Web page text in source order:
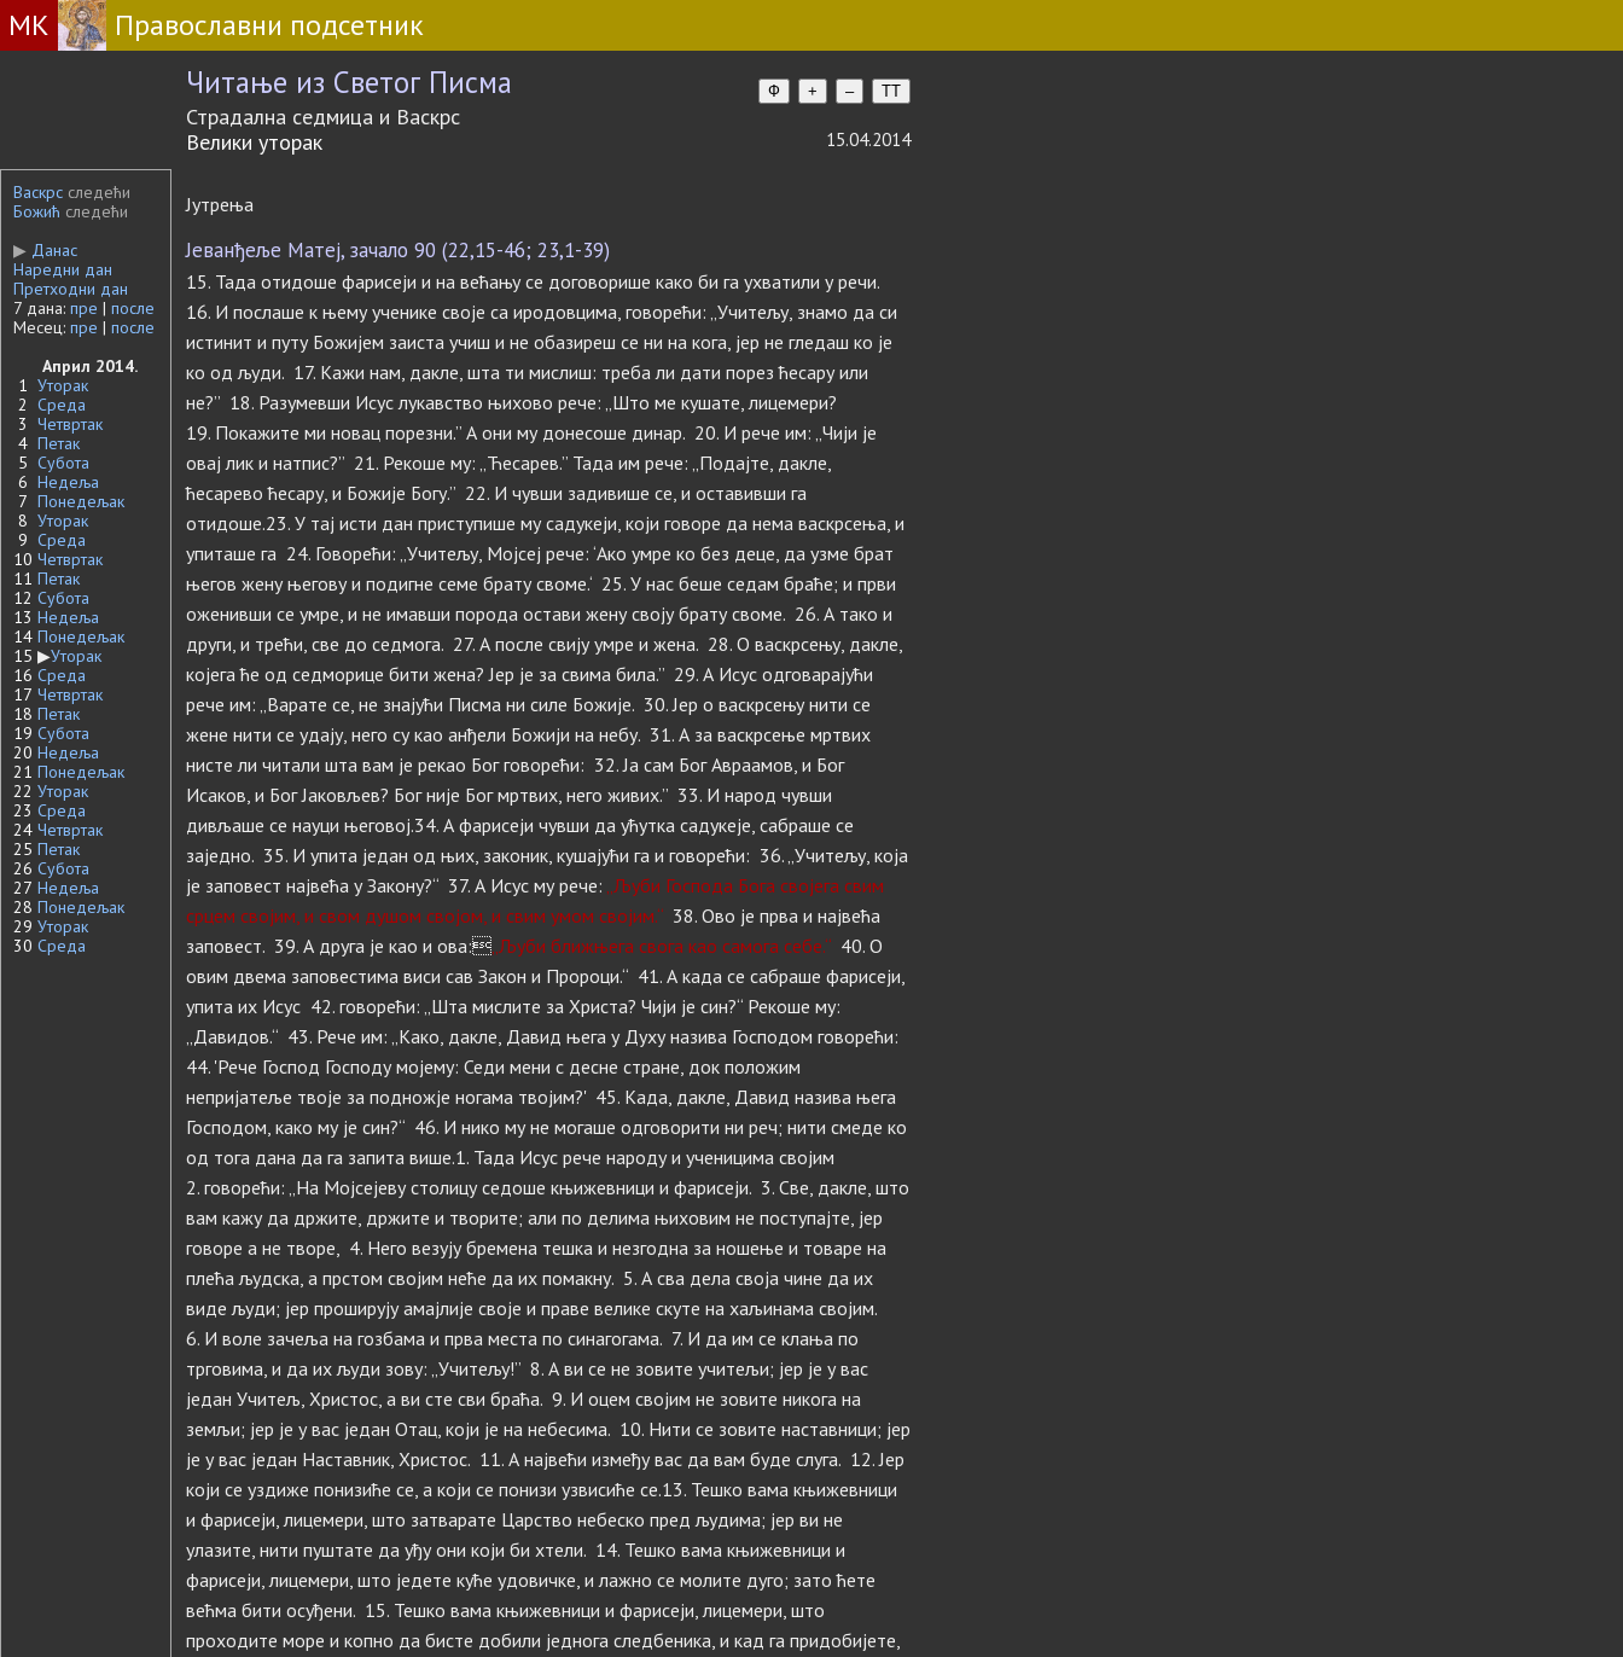
МК Православни подсетник
Читање из Светог Писма Ф + – TT
Страдална седмица и Васкрс
Велики уторак
15.04.2014
Васкрс следећи
Божић следећи
▶ Данас
Наредни дан
Претходни дан
7 дана: пре | после
Месец: пре | после
Април 2014.
1 Уторак
2 Среда
3 Четвртак
4 Петак
5 Субота
6 Недеља
7 Понедељак
8 Уторак
9 Среда
10 Четвртак
11 Петак
12 Субота
13 Недеља
14 Понедељак
15 ▶Уторак
16 Среда
17 Четвртак
18 Петак
19 Субота
20 Недеља
21 Понедељак
22 Уторак
23 Среда
24 Четвртак
25 Петак
26 Субота
27 Недеља
28 Понедељак
29 Уторак
30 Среда
Јутрења
Јеванђеље Матеј, зачало 90 (22,15-46; 23,1-39)
15. Тада отидоше фарисеји и на већању се договорише како би га ухватили у речи.
16. И послаше к њему ученике своје са иродовцима, говорећи: „Учитељу, знамо да си
истинит и путу Божијем заиста учиш и не обазиреш се ни на кога, јер не гледаш ко је
ко од људи. 17. Кажи нам, дакле, шта ти мислиш: треба ли дати порез ћесару или
не?” 18. Разумевши Исус лукавство њихово рече: „Што ме кушате, лицемери?
19. Покажите ми новац порезни.” А они му донесоше динар. 20. И рече им: „Чији је
овај лик и натпис?” 21. Рекоше му: „Ћесарев.” Тада им рече: „Подајте, дакле,
ћесарево ћесару, и Божије Богу.” 22. И чувши задивише се, и оставивши га
отидоше.23. У тај исти дан приступише му садукеји, који говоре да нема васкрсења, и
упиташе га 24. Говорећи: „Учитељу, Мојсеј рече: ‘Ако умре ко без деце, да узме брат
његов жену његову и подигне семе брату своме.‘ 25. У нас беше седам браће; и први
оженивши се умре, и не имавши порода остави жену своју брату своме. 26. А тако и
други, и трећи, све до седмога. 27. А после свију умре и жена. 28. О васкрсењу, дакле,
којега ће од седморице бити жена? Јер је за свима била.” 29. А Исус одговарајући
рече им: „Варате се, не знајући Писма ни силе Божије. 30. Јер о васкрсењу нити се
жене нити се удају, него су као анђели Божији на небу. 31. А за васкрсење мртвих
нисте ли читали шта вам је рекао Бог говорећи: 32. Ја сам Бог Авраамов, и Бог
Исаков, и Бог Јаковљев? Бог није Бог мртвих, него живих.” 33. И народ чувши
дивљаше се науци његовој.34. А фарисеји чувши да ућутка садукеје, сабраше се
заједно. 35. И упита један од њих, законик, кушајући га и говорећи: 36. „Учитељу, која
је заповест највећа у Закону?“ 37. А Исус му рече: „Љуби Господа Бога својега свим
срцем својим, и свом душом својом, и свим умом својим.“ 38. Ово је прва и највећа
заповест. 39. А друга је као и ова:„Љуби ближњега свога као самога себе.“ 40. О
овим двема заповестима виси сав Закон и Пророци.“ 41. А када се сабраше фарисеји,
упита их Исус 42. говорећи: „Шта мислите за Христа? Чији је син?“ Рекоше му:
„Давидов.“ 43. Рече им: „Како, дакле, Давид њега у Духу назива Господом говорећи:
44. 'Рече Господ Господу мојему: Седи мени с десне стране, док положим
непријатеље твоје за подножје ногама твојим?' 45. Када, дакле, Давид назива њега
Господом, како му је син?“ 46. И нико му не могаше одговорити ни реч; нити смеде ко
од тога дана да га запита више.1. Тада Исус рече народу и ученицима својим
2. говорећи: „На Мојсејеву столицу седоше књижевници и фарисеји. 3. Све, дакле, што
вам кажу да држите, држите и творите; али по делима њиховим не поступајте, јер
говоре а не творе, 4. Него везују бремена тешка и незгодна за ношење и товаре на
плећа људска, а прстом својим неће да их помакну. 5. А сва дела своја чине да их
виде људи; јер проширују амајлије своје и праве велике скуте на хаљинама својим.
6. И воле зачеља на гозбама и прва места по синагогама. 7. И да им се клања по
трговима, и да их људи зову: „Учитељу!” 8. А ви се не зовите учитељи; јер је у вас
један Учитељ, Христос, а ви сте сви браћа. 9. И оцем својим не зовите никога на
земљи; јер је у вас један Отац, који је на небесима. 10. Нити се зовите наставници; јер
је у вас један Наставник, Христос. 11. А највећи између вас да вам буде слуга. 12. Јер
који се уздиже понизиће се, а који се понизи узвисиће се.13. Тешко вама књижевници
и фарисеји, лицемери, што затварате Царство небеско пред људима; јер ви не
улазите, нити пуштате да уђу они који би хтели. 14. Тешко вама књижевници и
фарисеји, лицемери, што једете куће удовичке, и лажно се молите дуго; зато ћете
већма бити осуђени. 15. Тешко вама књижевници и фарисеји, лицемери, што
проходите море и копно да бисте добили једнога следбеника, и кад га придобијете,